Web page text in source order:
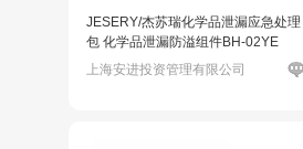
JESERY/杰苏瑞化学品泄漏应急处理
包 化学品泄漏防溢组件BH-02YE
上海安进投资管理有限公司